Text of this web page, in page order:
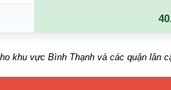
khu vực Bình Thạnh và các quận lân